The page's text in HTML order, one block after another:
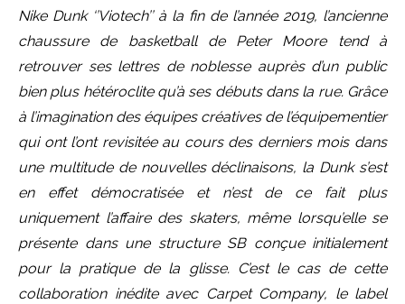
Nike Dunk ‘’Viotech’’ à la fin de l’année 2019, l’ancienne
chaussure de basketball de Peter Moore tend à
retrouver ses lettres de noblesse auprès d’un public
bien plus hétéroclite qu’à ses débuts dans la rue. Grâce
à l’imagination des équipes créatives de l’équipementier
qui ont l’ont revisitée au cours des derniers mois dans
une multitude de nouvelles déclinaisons, la Dunk s’est
en effet démocratisée et n’est de ce fait plus
uniquement l’affaire des skaters, même lorsqu’elle se
présente dans une structure SB conçue initialement
pour la pratique de la glisse. C’est le cas de cette
collaboration inédite avec Carpet Company, le label